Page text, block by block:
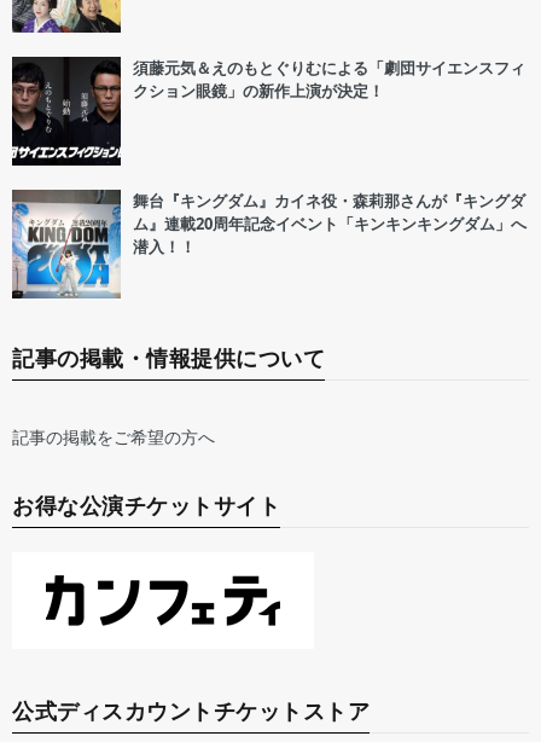
須藤元気＆えのもとぐりむによる「劇団サイエンスフィ
クション眼鏡」の新作上演が決定！
舞台『キングダム』カイネ役・森莉那さんが『キングダ
ム』連載20周年記念イベント「キンキンキングダム」へ
潜入！！
記事の掲載・情報提供について
記事の掲載をご希望の方へ
お得な公演チケットサイト
公式ディスカウントチケットストア